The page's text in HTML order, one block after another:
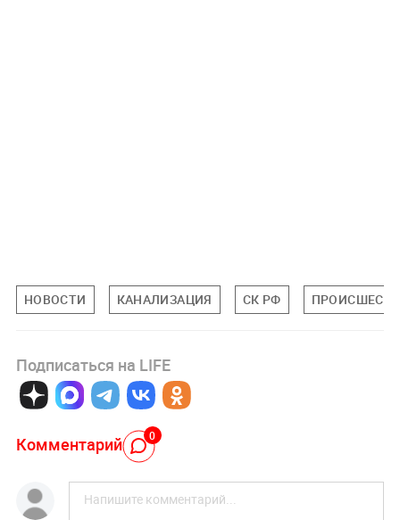
НОВОСТИ КАНАЛИЗАЦИЯ СК РФ
Подписаться на LIFE
Комментарий 0